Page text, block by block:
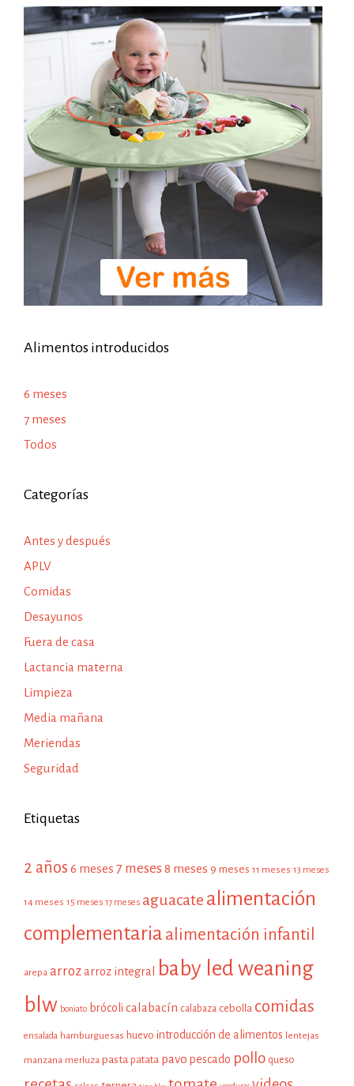
Alimentos introducidos
6 meses
7 meses
Todos
Categorías
Antes y después
APLV
Comidas
Desayunos
Fuera de casa
Lactancia materna
Limpieza
Media mañana
Meriendas
Seguridad
Etiquetas
2 años 6 meses 7 meses 8 meses 9 meses 11 meses 13 meses
14 meses 15 meses 17 meses aguacate alimentación
complementaria alimentación infantil
arepa arroz arroz integral
baby led weaning
blw boniato brócoli calabacín calabaza cebolla comidas
ensalada hamburguesas huevo introducción de alimentos lentejas
manzana merluza pasta patata pavo pescado pollo queso